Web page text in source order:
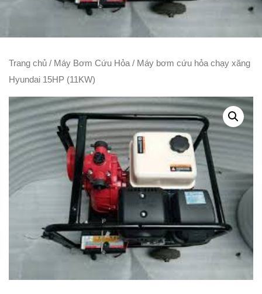
Trang chủ / Máy Bơm Cứu Hỏa / Máy bơm cứu hỏa chạy xăng
Hyundai 15HP (11KW)